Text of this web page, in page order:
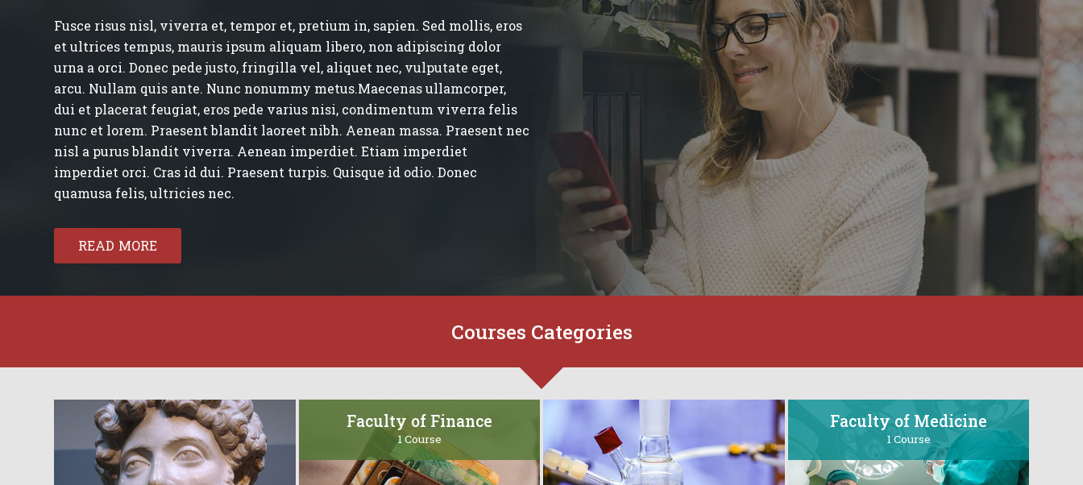
Fusce risus nisl, viverra et, tempor et, pretium in, sapien. Sed mollis, eros
et ultrices tempus, mauris ipsum aliquam libero, non adipiscing dolor
urna a orci. Donec pede justo, fringilla vel, aliquet nec, vulputate eget,
arcu. Nullam quis ante. Nunc nonummy metus.Maecenas ullamcorper,
dui et placerat feugiat, eros pede varius nisi, condimentum viverra felis
nunc et lorem. Praesent blandit laoreet nibh. Aenean massa. Praesent nec
nisl a purus blandit viverra. Aenean imperdiet. Etiam imperdiet
imperdiet orci. Cras id dui. Praesent turpis. Quisque id odio. Donec
quamusa felis, ultricies nec.
READ MORE
Courses Categories
Faculty of Finance
1 Course
Faculty of Medicine
1 Course